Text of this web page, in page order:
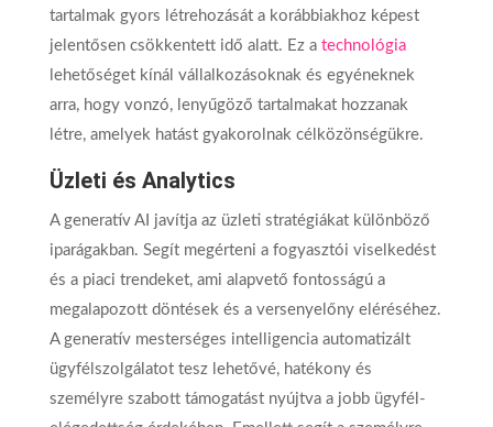
tartalmak gyors létrehozását a korábbiakhoz képest
jelentősen csökkentett idő alatt. Ez a technológia
lehetőséget kínál vállalkozásoknak és egyéneknek
arra, hogy vonzó, lenyűgöző tartalmakat hozzanak
létre, amelyek hatást gyakorolnak célközönségükre.
Üzleti és Analytics
A generatív AI javítja az üzleti stratégiákat különböző
iparágakban. Segít megérteni a fogyasztói viselkedést
és a piaci trendeket, ami alapvető fontosságú a
megalapozott döntések és a versenyelőny eléréséhez.
A generatív mesterséges intelligencia automatizált
ügyfélszolgálatot tesz lehetővé, hatékony és
személyre szabott támogatást nyújtva a jobb ügyfél-